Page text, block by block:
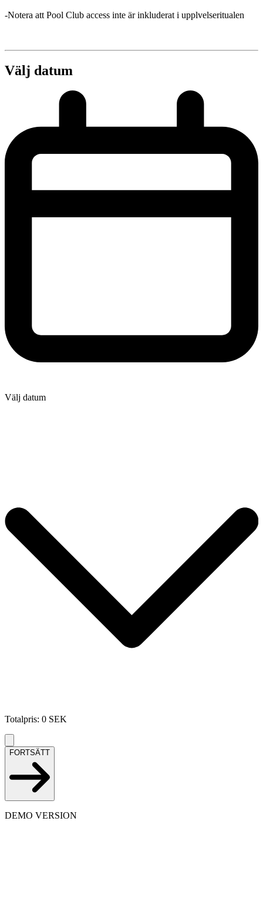
-Notera att Pool Club access inte är inkluderat i upplvelseritualen
Välj datum
Välj datum
Totalpris: 0 SEK
FORTSÄTT
DEMO VERSION